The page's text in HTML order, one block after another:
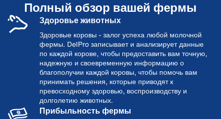
Полный обзор вашей фермы
Здоровье животных
Здоровые коровы - залог успеха любой молочной
фермы. DelPro записывает и анализирует данные
по каждой корове, чтобы предоставить вам точную,
надежную и своевременную информацию о
благополучии каждой коровы, чтобы помочь вам
принимать решения, которые приводят к
превосходному здоровью, воспроизводству и
долголетию животных.
Прибыльность фермы